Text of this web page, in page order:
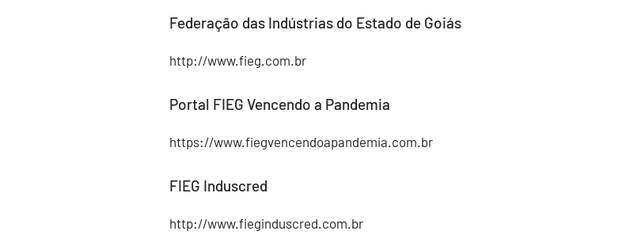
Federação das Indústrias do Estado de Goiás
http://www.fieg.com.br
Portal FIEG Vencendo a Pandemia
https://www.fiegvencendoapandemia.com.br
FIEG Induscred
http://www.fieginduscred.com.br